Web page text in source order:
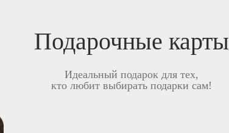
Подарочные карты
Идеальный подарок для тех,
кто любит выбирать подарки сам!